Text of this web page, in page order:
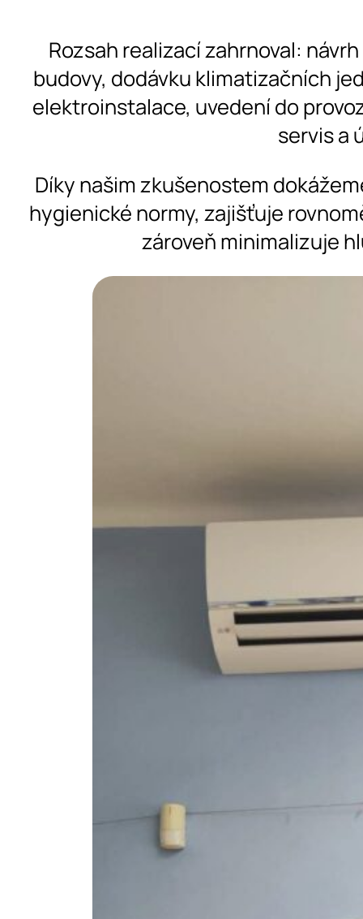
Rozsah realizací zahrnoval:
budovy, dodávku klimatizačních
elektroinstalace, uvedení do
servis a
Díky našim zkušenostem
hygienické normy, zajišťuje
zároveň minimalizuje